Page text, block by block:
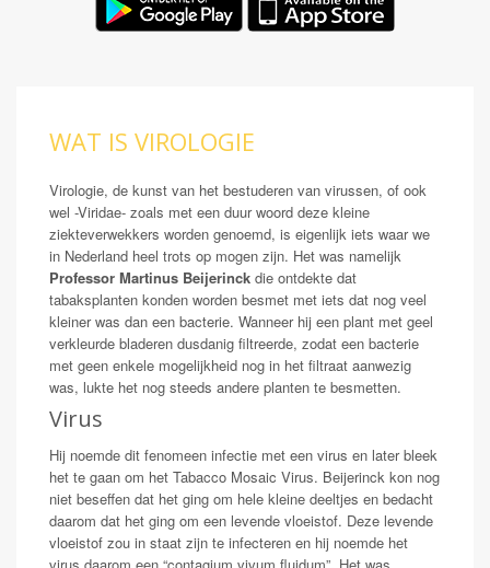
WAT IS VIROLOGIE
Virologie, de kunst van het bestuderen van virussen, of ook
wel -Viridae- zoals met een duur woord deze kleine
ziekteverwekkers worden genoemd, is eigenlijk iets waar we
in Nederland heel trots op mogen zijn. Het was namelijk
Professor Martinus Beijerinck die ontdekte dat
tabaksplanten konden worden besmet met iets dat nog veel
kleiner was dan een bacterie. Wanneer hij een plant met geel
verkleurde bladeren dusdanig filtreerde, zodat een bacterie
met geen enkele mogelijkheid nog in het filtraat aanwezig
was, lukte het nog steeds andere planten te besmetten.
Virus
Hij noemde dit fenomeen infectie met een virus en later bleek
het te gaan om het Tabacco Mosaic Virus. Beijerinck kon nog
niet beseffen dat het ging om hele kleine deeltjes en bedacht
daarom dat het ging om een levende vloeistof. Deze levende
vloeistof zou in staat zijn te infecteren en hij noemde het